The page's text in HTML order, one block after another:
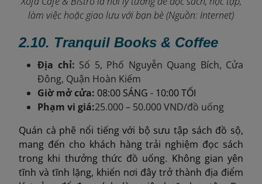
làm việc hoặc giao lưu với bạn bè (Nguồn: Internet)
2.10. Tranquil Books & Coffee
Địa chỉ: Số 5, Phố Nguyễn Quang Bích, Cửa
Đông, Quận Hoàn Kiếm
Giờ mở cửa: 08:00 SÁNG - 10:00 TỐI
Phạm vi giá:25.000 – 50.000 VND/đồ uống
Quán cà phê nổi tiếng với bộ sưu tập sách đồ sộ,
mang đến cho khách hàng trải nghiệm đọc sách
trong khi thưởng thức đồ uống. Không gian yên
tĩnh và tĩnh lặng, khiến nơi đây trở thành địa điểm